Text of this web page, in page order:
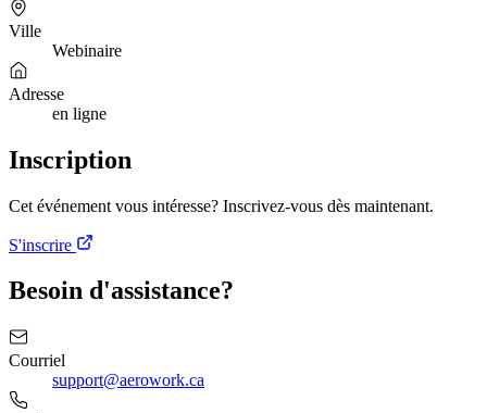
Ville
Webinaire
Adresse
en ligne
Inscription
Cet événement vous intéresse? Inscrivez-vous dès maintenant.
S'inscrire
Besoin d'assistance?
Courriel
support@aerowork.ca